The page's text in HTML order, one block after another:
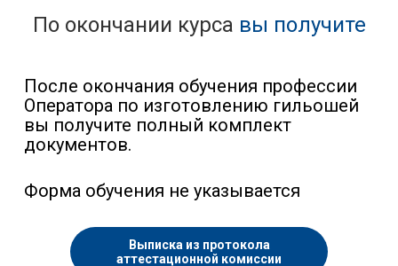
По окончании курса вы получите
После окончания обучения профессии
Оператора по изготовлению гильошей
вы получите полный комплект
документов.
Форма обучения не указывается
Выписка из протокола
аттестационной комиссии